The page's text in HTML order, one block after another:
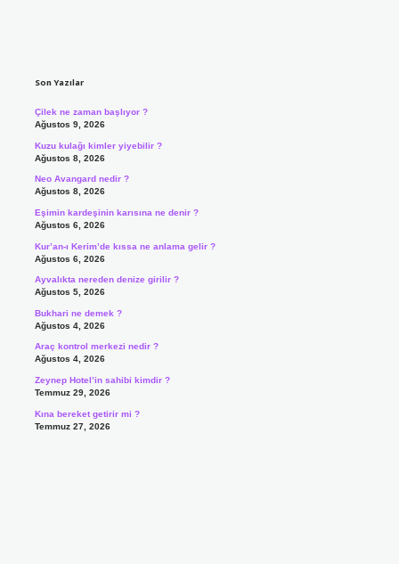
Son Yazılar
Çilek ne zaman başlıyor ?
Ağustos 9, 2026
Kuzu kulağı kimler yiyebilir ?
Ağustos 8, 2026
Neo Avangard nedir ?
Ağustos 8, 2026
Eşimin kardeşinin karısına ne denir ?
Ağustos 6, 2026
Kur’an-ı Kerim’de kıssa ne anlama gelir ?
Ağustos 6, 2026
Ayvalıkta nereden denize girilir ?
Ağustos 5, 2026
Bukhari ne demek ?
Ağustos 4, 2026
Araç kontrol merkezi nedir ?
Ağustos 4, 2026
Zeynep Hotel’in sahibi kimdir ?
Temmuz 29, 2026
Kına bereket getirir mi ?
Temmuz 27, 2026